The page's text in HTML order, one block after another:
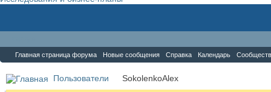
Главная страница форума Новые сообщения Справка Календарь
Пользователи SokolenkoAlex